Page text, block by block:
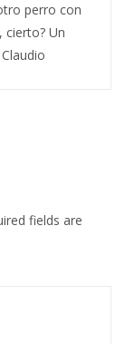
perro con
cierto? Un
fields are